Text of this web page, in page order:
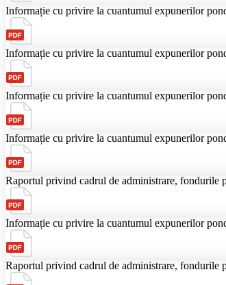
Informație cu privire la cuantumul expunerilor
Informație cu privire la cuantumul expunerilor
Informație cu privire la cuantumul expunerilor
Informație cu privire la cuantumul expunerilor
Raportul privind cadrul de administrare, fondurile
Informație cu privire la cuantumul expunerilor
Raportul privind cadrul de administrare, fondurile